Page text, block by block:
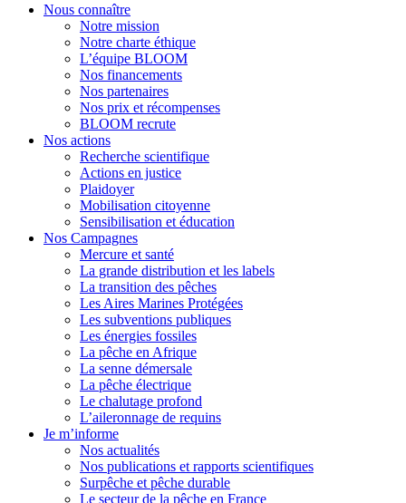
Nous connaître
Notre mission
Notre charte éthique
L’équipe BLOOM
Nos financements
Nos partenaires
Nos prix et récompenses
BLOOM recrute
Nos actions
Recherche scientifique
Actions en justice
Plaidoyer
Mobilisation citoyenne
Sensibilisation et éducation
Nos Campagnes
Mercure et santé
La grande distribution et les labels
La transition des pêches
Les Aires Marines Protégées
Les subventions publiques
Les énergies fossiles
La pêche en Afrique
La senne démersale
La pêche électrique
Le chalutage profond
L’aileronnage de requins
Je m’informe
Nos actualités
Nos publications et rapports scientifiques
Surpêche et pêche durable
Le secteur de la pêche en France